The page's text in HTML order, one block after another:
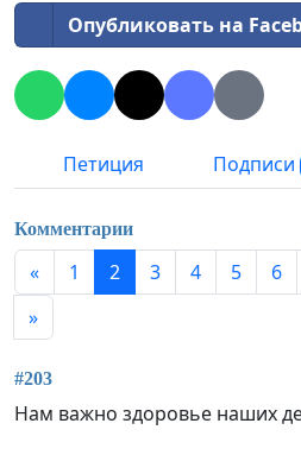
Опубликовать на
Петиция Подписи
Комментарии
« 1 2 3 4 5 6
»
#203
Нам важно здоровье наших